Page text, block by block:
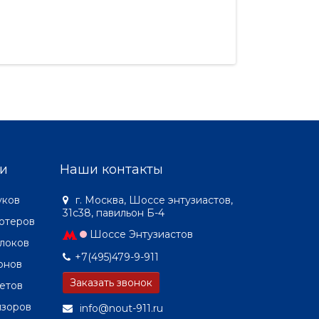
Наши контакты
г. Москва, Шоссе энтузиастов,
31с38, павильон Б-4
Шоссе Энтузиастов
+7(495)479-9-911
Заказать звонок
info@nout-911.ru